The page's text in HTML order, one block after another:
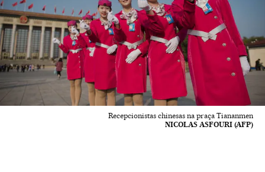
Recepcionistas chinesas na praça Tiananmen
NICOLAS ASFOURI (AFP)